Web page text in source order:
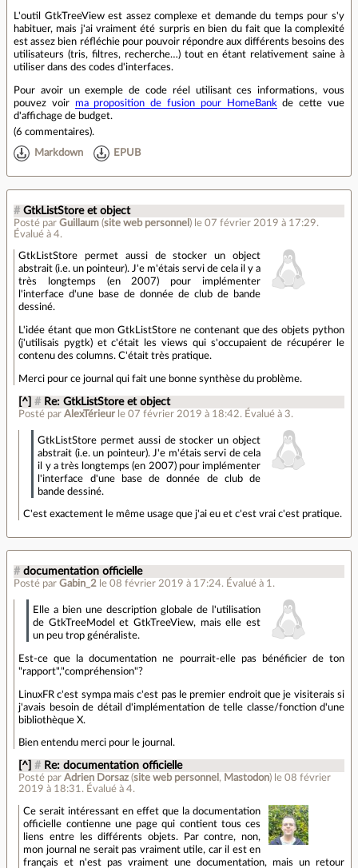
L'outil GtkTreeView est assez complexe et demande du temps pour s'y
habituer, mais j'ai vraiment été surpris en bien du fait que la complexité
est assez bien réfléchie pour pouvoir répondre aux différents besoins des
utilisateurs (tris, filtres, recherche…) tout en étant relativement saine à
utiliser dans des codes d'interfaces.
Pour avoir un exemple de code réel utilisant ces informations, vous
pouvez voir
ma proposition de fusion pour HomeBank de cette vue
d'affichage de budget.
(6 commentaires).
Markdown EPUB
# GtkListStore et object
Posté par Guillaum (site web personnel ) le 07 février 2019 à 17:29.
Évalué à 4.
GtkListStore permet aussi de stocker un object
abstrait (i.e. un pointeur). J'e m'étais servi de cela il y a
très longtemps (en 2007) pour implémenter
l'interface d'une base de donnée de club de bande
dessiné.
L'idée étant que mon GtkListStore ne contenant que des objets python
(j'utilisais pygtk) et c'était les views qui s'occupaient de récupérer le
contenu des columns. C'était très pratique.
Merci pour ce journal qui fait une bonne synthèse du problème.
[^] # Re: GtkListStore et object
Posté parAlexTérieur le 07 février 2019 à 18:42. Évalué à 3.
GtkListStore permet aussi de stocker un object
abstrait (i.e. un pointeur). J'e m'étais servi de cela
il y a très longtemps (en 2007) pour implémenter
l'interface d'une base de donnée de club de
bande dessiné.
C'est exactement le même usage que j'ai eu et c'est vrai c'est pratique.
# documentation officielle
Posté par Gabin_2 le 08 février 2019 à 17:24. Évalué à 1 .
Elle a bien une description globale de l'utilisation
de GtkTreeModel et GtkTreeView, mais elle est
un peu trop généraliste.
Est-ce que la documentation ne pourrait-elle pas bénéficier de ton
"rapport","compréhension"?
LinuxFR c'est sympa mais c'est pas le premier endroit que je visiterais si
j'avais besoin de détail d'implémentation de telle classe/fonction d'une
bibliothèque X.
Bien entendu merci pour le journal.
[^] # Re: documentation officielle
Posté parAdrien Dorsaz (site web personnel , Mastodon) le 08 février
2019 à 18:31 . Évalué à4.
Ce serait intéressant en effet que la documentation
officielle contienne une page qui contient tous ces
liens entre les différents objets. Par contre, non,
mon journal ne serait pas vraiment utile, car il est en
français et n'est pas vraiment une documentation, mais un retour